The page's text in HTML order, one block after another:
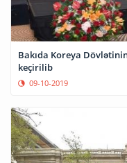
Bakıda Koreya Dövlətinin
keçirilib
09-10-2019